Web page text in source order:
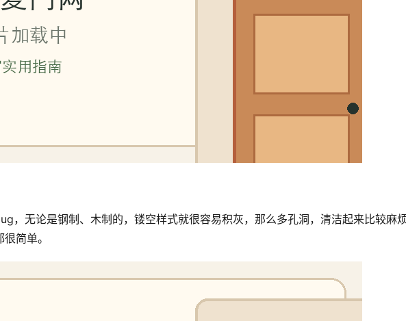
，无论是钢制、木制的，镂空样式就很容易积灰，那么多孔洞，清洁起来比较麻
简单。